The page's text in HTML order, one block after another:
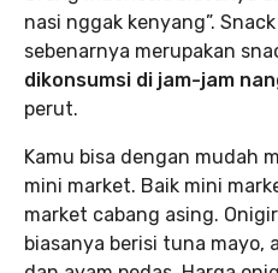
nasi nggak kenyang”.
sebenarnya merupakan
dikonsumsi di jam-jam
perut.
Kamu bisa dengan mudah
mini market. Baik mini
market cabang asing.
biasanya berisi tuna mayo,